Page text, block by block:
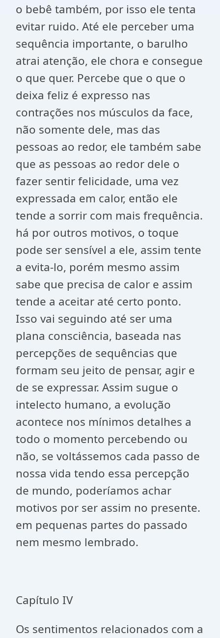
o bebê também, por isso ele tenta
evitar ruido. Até ele perceber uma
sequência importante, o barulho
atrai atenção, ele chora e consegue
o que quer. Percebe que o que o
deixa feliz é expresso nas
contrações nos músculos da face,
não somente dele, mas das
pessoas ao redor, ele também sabe
que as pessoas ao redor dele o
fazer sentir felicidade, uma vez
expressada em calor, então ele
tende a sorrir com mais frequência.
há por outros motivos, o toque
pode ser sensível a ele, assim tente
a evita-lo, porém mesmo assim
sabe que precisa de calor e assim
tende a aceitar até certo ponto.
Isso vai seguindo até ser uma
plana consciência, baseada nas
percepções de sequências que
formam seu jeito de pensar, agir e
de se expressar. Assim sugue o
intelecto humano, a evolução
acontece nos mínimos detalhes a
todo o momento percebendo ou
não, se voltássemos cada passo de
nossa vida tendo essa percepção
de mundo, poderíamos achar
motivos por ser assim no presente.
em pequenas partes do passado
nem mesmo lembrado.
Capítulo IV
Os sentimentos relacionados com a